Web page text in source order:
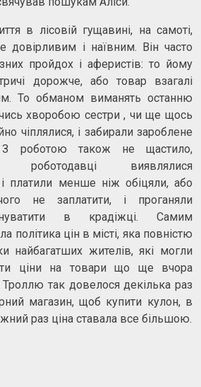
в лісовій гущавині, на самоті,
довірливим і наївним. Він часто
пройдох і аферистів: то йому
дорожче, або товар взагалі
То обманом виманять останню
хворобою сестри , чи ще щось
чіплялися, і забирали зароблене
роботою також не щастило,
роботодавці виявлялися
платили менше ніж обіцяли, або
не заплатити, і проганяли
в крадіжці. Самим
політика цін в місті, яка повністю
найбагатших жителів, які могли
ціни на товари що ще вчора
так довелося декілька раз
магазин, щоб купити кулон, в
раз ціна ставала все більшою.